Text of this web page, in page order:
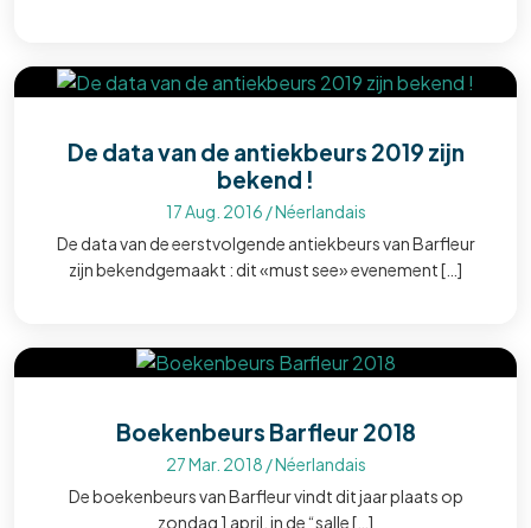
De data van de antiekbeurs 2019 zijn
bekend !
17 Aug. 2016 /Néerlandais
De data van de eerstvolgende antiekbeurs van Barfleur
zijn bekendgemaakt : dit «must see» evenement […]
Boekenbeurs Barfleur 2018
27 Mar. 2018 /Néerlandais
De boekenbeurs van Barfleur vindt dit jaar plaats op
zondag 1 april, in de “salle […]